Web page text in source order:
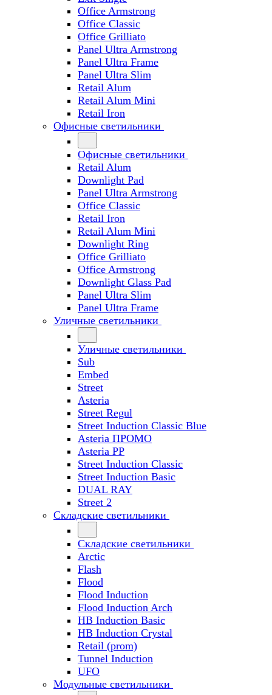
Office Armstrong
Office Classic
Office Grilliato
Panel Ultra Armstrong
Panel Ultra Frame
Panel Ultra Slim
Retail Alum
Retail Alum Mini
Retail Iron
Офисные светильники
Офисные светильники
Retail Alum
Downlight Pad
Panel Ultra Armstrong
Office Classic
Retail Iron
Retail Alum Mini
Downlight Ring
Office Grilliato
Office Armstrong
Downlight Glass Pad
Panel Ultra Slim
Panel Ultra Frame
Уличные светильники
Уличные светильники
Sub
Embed
Street
Asteria
Street Regul
Street Induction Classic Blue
Asteria ПРОМО
Asteria PP
Street Induction Classic
Street Induction Basic
DUAL RAY
Street 2
Складские светильники
Складские светильники
Arctic
Flash
Flood
Flood Induction
Flood Induction Arch
HB Induction Basic
HB Induction Crystal
Retail (prom)
Tunnel Induction
UFO
Модульные светильники